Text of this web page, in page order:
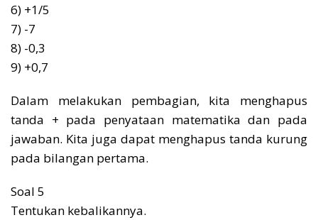
6) +1/5
7) -7
8) -0,3
9) +0,7
Dalam melakukan pembagian, kita menghapus
tanda + pada penyataan matematika dan pada
jawaban. Kita juga dapat menghapus tanda kurung
pada bilangan pertama.
Soal 5
Tentukan kebalikannya.